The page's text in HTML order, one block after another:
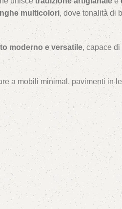
multicolori, dove tonalità di
moderno e versatile, capace
a mobili minimal, pavimenti in